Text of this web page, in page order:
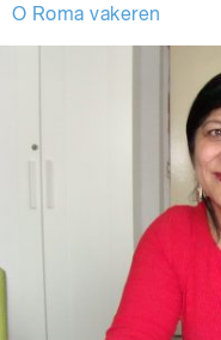
O Roma vakeren